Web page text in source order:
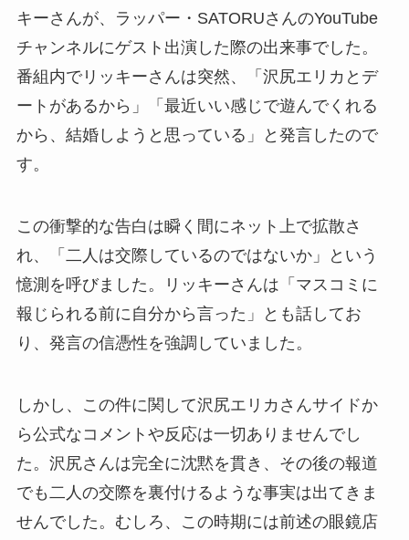
キーさんが、ラッパー・SATORUさんのYouTube
チャンネルにゲスト出演した際の出来事でした。
番組内でリッキーさんは突然、「沢尻エリカとデ
ートがあるから」「最近いい感じで遊んでくれる
から、結婚しようと思っている」と発言したので
す。
この衝撃的な告白は瞬く間にネット上で拡散さ
れ、「二人は交際しているのではないか」という
憶測を呼びました。リッキーさんは「マスコミに
報じられる前に自分から言った」とも話してお
り、発言の信憑性を強調していました。
しかし、この件に関して沢尻エリカさんサイドか
ら公式なコメントや反応は一切ありませんでし
た。沢尻さんは完全に沈黙を貫き、その後の報道
でも二人の交際を裏付けるような事実は出てきま
せんでした。むしろ、この時期には前述の眼鏡店